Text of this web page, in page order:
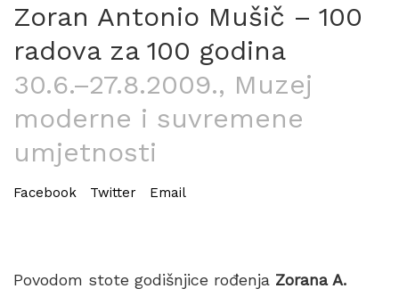
Zoran Antonio Mušič – 100
radova za 100 godina
30.6.–27.8.2009., Muzej
moderne i suvremene
umjetnosti
Facebook Twitter Email
Povodom stote godišnjice rođenja Zorana A.